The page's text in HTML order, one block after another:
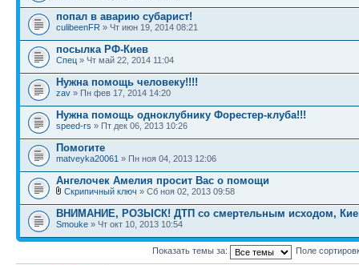
попал в аварию субарист!
culibeenFR » Чт июн 19, 2014 08:21
посылка РФ-Киев
Спец » Чт май 22, 2014 11:04
Нужна помощь человеку!!!!
zav » Пн фев 17, 2014 14:20
Нужна помощь одноклубнику Форестер-клуба!!!
speed-rs » Пт дек 06, 2013 10:26
Помогите
matveyka20061 » Пн ноя 04, 2013 12:06
Ангелочек Амелия просит Вас о помощи
Скрипичный ключ » Сб ноя 02, 2013 09:58
ВНИМАНИЕ, РОЗЫСК! ДТП со смертельным исходом,
Smouke » Чт окт 10, 2013 10:54
Показать темы за: Поле